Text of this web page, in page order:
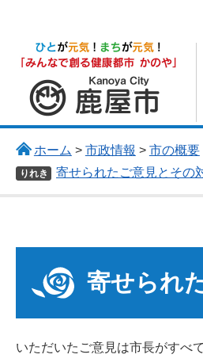
鹿屋市
ホーム > 市政情報 > 市の概要
りれき 寄せられたご意見とその
寄せられ
いただいたご意見は市長がすべ